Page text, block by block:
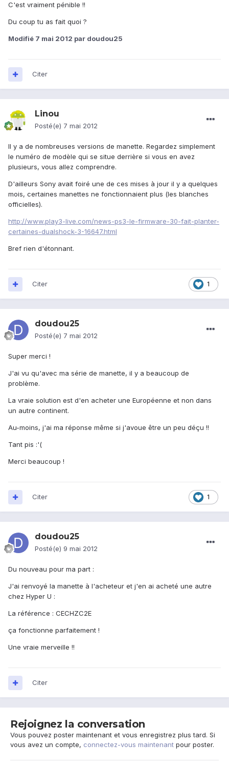
C'est vraiment pénible !!
Du coup tu as fait quoi ?
Modifié 7 mai 2012 par doudou25
Citer
Linou
Posté(e) 7 mai 2012
Il y a de nombreuses versions de manette. Regardez simplement
le numéro de modèle qui se situe derrière si vous en avez
plusieurs, vous allez comprendre.
D'ailleurs Sony avait foiré une de ces mises à jour il y a quelques
mois, certaines manettes ne fonctionnaient plus (les blanches
officielles).
http://www.play3-live.com/news-ps3-le-firmware-30-fait-planter-
certaines-dualshock-3-16647.html
Bref rien d'étonnant.
1
Citer
doudou25
Posté(e) 7 mai 2012
Super merci !
J'ai vu qu'avec ma série de manette, il y a beaucoup de
problème.
La vraie solution est d'en acheter une Européenne et non dans
un autre continent.
Au-moins, j'ai ma réponse même si j'avoue être un peu déçu !!
Tant pis :'(
Merci beaucoup !
1
Citer
doudou25
Posté(e) 9 mai 2012
Du nouveau pour ma part :
J'ai renvoyé la manette à l'acheteur et j'en ai acheté une autre
chez Hyper U :
La référence : CECHZC2E
ça fonctionne parfaitement !
Une vraie merveille !!
Citer
Rejoignez la conversation
Vous pouvez poster maintenant et vous enregistrez plus tard. Si
vous avez un compte, connectez-vous maintenant pour poster.